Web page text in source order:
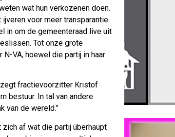
wat hun verkozenen doen.
voor meer transparantie
in om de gemeenteraad live uit
Tot onze grote
VA, hoewel die partij in haar
zegt fractievoorzitter Kristof
bestuur. In tal van andere
van de wereld.”
zich af wat die partij überhaupt